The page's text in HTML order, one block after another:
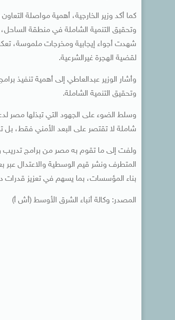
كما أكد وزير الخارجية، أهمية مواصلة
شهدت أجواء إيجابية ومخرجات ملموسة، تعكس
لقضية الهجرة غيرالشرعية.
وأشار الوزير عبدالعاطي إلى أهمية تنفيذ
وتحقيق التنمية الشاملة.
وسلط الضوء على الجهود التي تبذلها مصر
شاملة لا تقتصر على البعد الأمني فقط، بل
ولفت إلى ما تقوم به مصر من برامج تدريب
المتطرف ونشر قيم الوسطية والاعتدال عبر
بناء المؤسسات، بما يسهم في تعزيز قدرات
المصدر: وكالة أنباء الشرق الأوسط (أش أ)